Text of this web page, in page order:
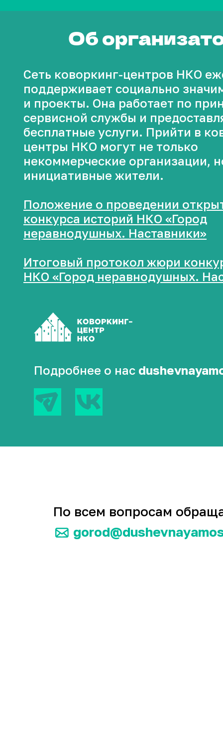
Об
Подробнее о нас
Сеть коворкинг-центров НКО
поддерживает социально
и проекты. Она работает по
сервисной службы и
бесплатные услуги. Прийти в
центры НКО могут не только
некоммерческие организации,
инициативные жители.
Положение о проведении
конкурса историй НКО «Город
неравнодушных. Наставники»
Итоговый протокол жюри
НКО «Город неравнодушных.
По всем вопросам